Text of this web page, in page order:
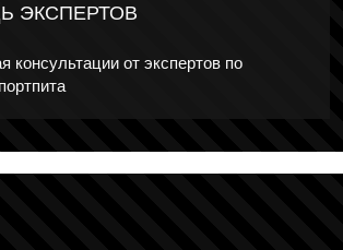
ЭКСПЕРТОВ
консультации от экспертов по